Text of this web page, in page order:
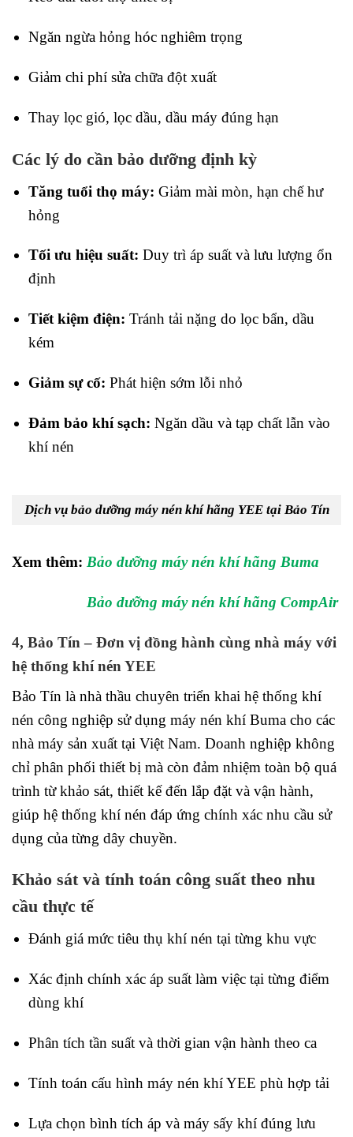
Ngăn ngừa hỏng hóc nghiêm trọng
Giảm chi phí sửa chữa đột xuất
Thay lọc gió, lọc dầu, dầu máy đúng hạn
Các lý do cần bảo dưỡng định kỳ
Tăng tuổi thọ máy: Giảm mài mòn, hạn chế hư
hỏng
Tối ưu hiệu suất: Duy trì áp suất và lưu lượng ổn
định
Tiết kiệm điện: Tránh tải nặng do lọc bẩn, dầu
kém
Giảm sự cố: Phát hiện sớm lỗi nhỏ
Đảm bảo khí sạch: Ngăn dầu và tạp chất lẫn vào
khí nén
Dịch vụ bảo dưỡng máy nén khí hãng YEE tại Bảo Tín
Xem thêm: Bảo dưỡng máy nén khí hãng Buma
Bảo dưỡng máy nén khí hãng CompAir
4, Bảo Tín – Đơn vị đồng hành cùng nhà máy với
hệ thống khí nén YEE
Bảo Tín là nhà thầu chuyên triển khai hệ thống khí
nén công nghiệp sử dụng máy nén khí Buma cho các
nhà máy sản xuất tại Việt Nam. Doanh nghiệp không
chỉ phân phối thiết bị mà còn đảm nhiệm toàn bộ quá
trình từ khảo sát, thiết kế đến lắp đặt và vận hành,
giúp hệ thống khí nén đáp ứng chính xác nhu cầu sử
dụng của từng dây chuyền.
Khảo sát và tính toán công suất theo nhu
cầu thực tế
Đánh giá mức tiêu thụ khí nén tại từng khu vực
Xác định chính xác áp suất làm việc tại từng điểm
dùng khí
Phân tích tần suất và thời gian vận hành theo ca
Tính toán cấu hình máy nén khí YEE phù hợp tải
Lựa chọn bình tích áp và máy sấy khí đúng lưu